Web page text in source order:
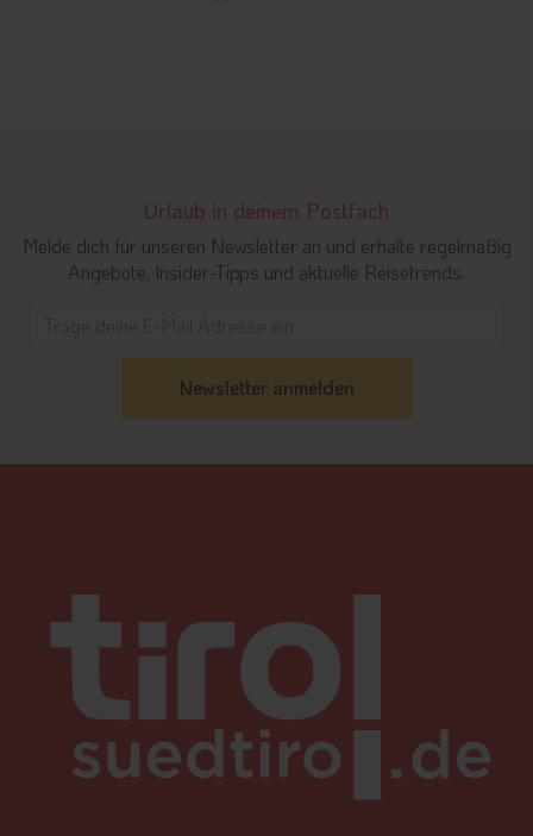
Urlaub in deinem Postfach
Melde dich für unseren Newsletter an und erhalte regelmäßig
Angebote, Insider-Tipps und aktuelle Reisetrends.